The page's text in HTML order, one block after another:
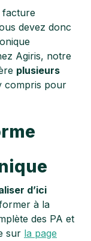
facture
devez donc
Agiris, notre
plusieurs
compris pour
d’ici
à la
des PA et
sur la page